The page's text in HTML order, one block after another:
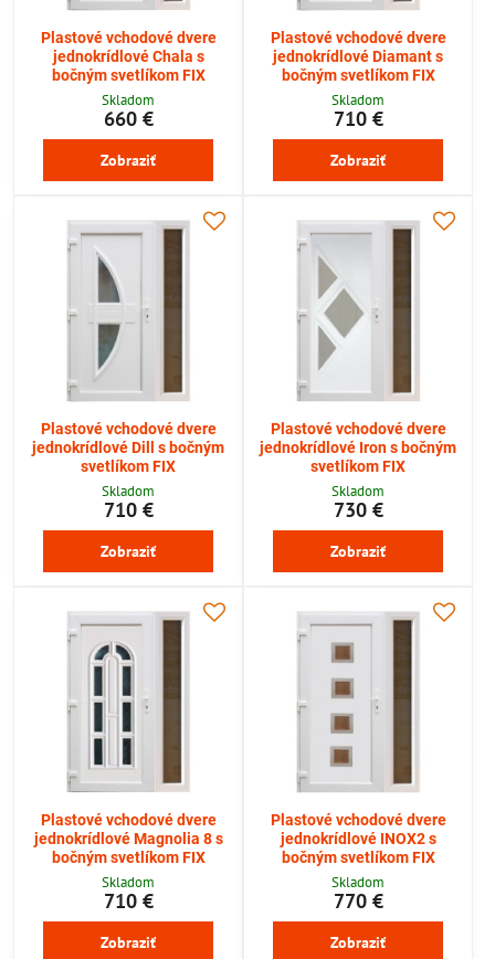
Plastové vchodové dvere
jednokrídlové Chala s
bočným svetlíkom FIX
Skladom
660 €
Zobraziť
Plastové vchodové dvere
jednokrídlové Diamant s
bočným svetlíkom FIX
Skladom
710 €
Zobraziť
Plastové vchodové dvere
jednokrídlové Dill s bočným
svetlíkom FIX
Skladom
710 €
Zobraziť
Plastové vchodové dvere
jednokrídlové Iron s bočným
svetlíkom FIX
Skladom
730 €
Zobraziť
Plastové vchodové dvere
jednokrídlové Magnolia 8 s
bočným svetlíkom FIX
Skladom
710 €
Zobraziť
Plastové vchodové dvere
jednokrídlové INOX2 s
bočným svetlíkom FIX
Skladom
770 €
Zobraziť